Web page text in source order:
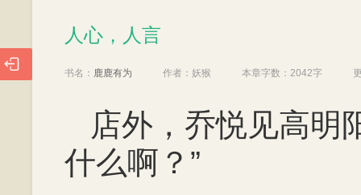
人心，人言
书名： 鹿鹿有为 作者： 妖猴 本章字数： 2042字
店外，乔悦见高明
什么啊？”
